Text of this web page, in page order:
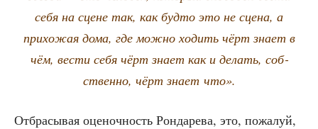
себя на сцене так, как буд­то это не сце­на, а
при­хо­жая дома, где мож­но ходить чёрт зна­ет в
чём, вести себя чёрт зна­ет как и делать, соб­
ствен­но, чёрт зна­ет что».
Отбра­сы­вая оце­ноч­ность Рон­да­ре­ва, это, пожа­луй,